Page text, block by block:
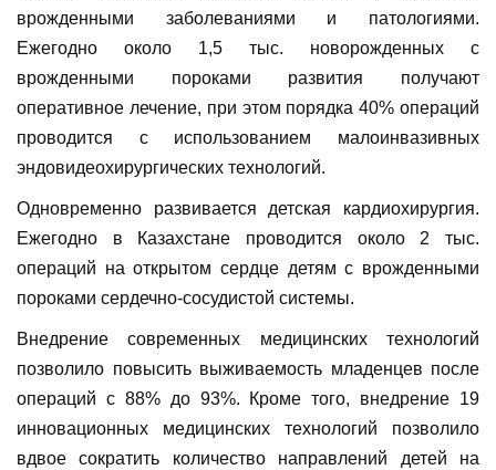
врожденными заболеваниями и патологиями.
Ежегодно около 1,5 тыс. новорожденных с
врожденными пороками развития получают
оперативное лечение, при этом порядка 40% операций
проводится с использованием малоинвазивных
эндовидеохирургических технологий.
Одновременно развивается детская кардиохирургия.
Ежегодно в Казахстане проводится около 2 тыс.
операций на открытом сердце детям с врожденными
пороками сердечно-сосудистой системы.
Внедрение современных медицинских технологий
позволило повысить выживаемость младенцев после
операций с 88% до 93%. Кроме того, внедрение 19
инновационных медицинских технологий позволило
вдвое сократить количество направлений детей на